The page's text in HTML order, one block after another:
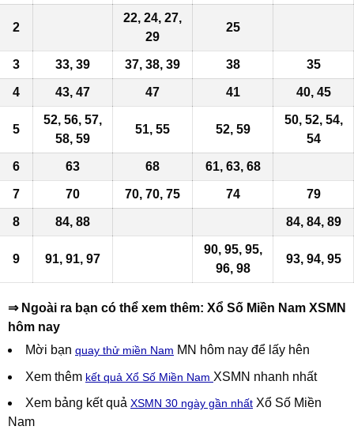
2
22, 24, 27,
29
25
3 33, 39 37, 38, 39 38 35
4 43, 47 47 41 40, 45
5
52, 56, 57,
58, 59
51, 55 52, 59
50, 52, 54,
54
6 63 68 61, 63, 68
7 70 70, 70, 75 74 79
8 84, 88 84, 84, 89
9 91, 91, 97
90, 95, 95,
96, 98
93, 94, 95
⇒ Ngoài ra bạn có thể xem thêm: Xổ Số Miền Nam XSMN
hôm nay
Mời bạn quay thử miền Nam MN hôm nay để lấy hên
Xem thêm kết quả Xổ Số Miền Nam XSMN nhanh nhất
Xem bảng kết quả XSMN 30 ngày gần nhất Xổ Số Miền
Nam